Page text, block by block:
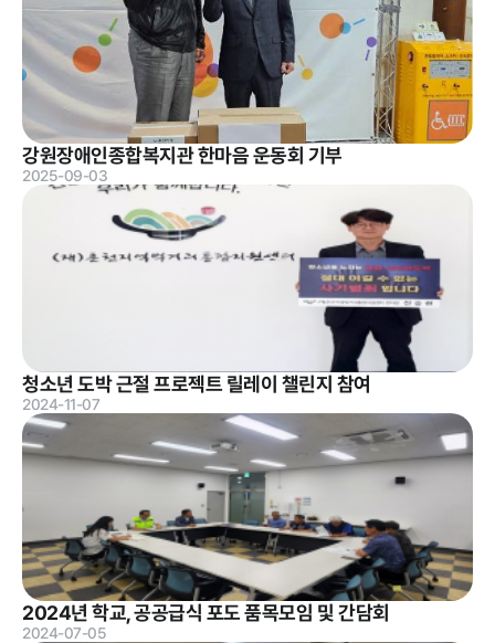
클린신고
부정 · 부패신고 갑질피해 신고
성희롱 · 성폭행 신
고센터
강원장애인종합복지관 한마음 운동회 기부
2025-09-03
청소년 도박 근절 프로젝트 릴레이 챌린지 참여
2024-11-07
2024년 학교, 공공급식 포도 품목모임 및 간담회
2024-07-05